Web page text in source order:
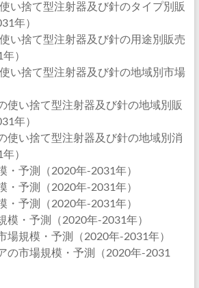
い捨て型注射器及び針のタイプ別販
年）
い捨て型注射器及び針の用途別販売
）
い捨て型注射器及び針の地域別市場
使い捨て型注射器及び針の地域別販
年）
使い捨て型注射器及び針の地域別消
）
・予測（2020年-2031年）
・予測（2020年-2031年）
・予測（2020年-2031年）
模・予測（2020年-2031年）
場規模・予測（2020年-2031年）
の市場規模・予測（2020年-2031